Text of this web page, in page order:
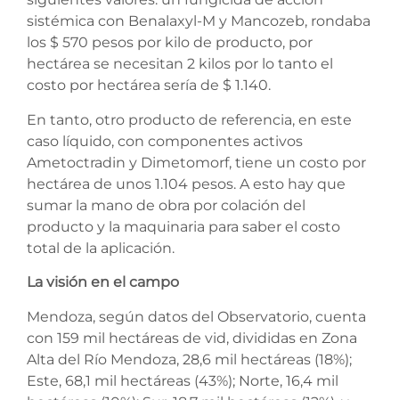
sistémica con Benalaxyl-M y Mancozeb, rondaba
los $ 570 pesos por kilo de producto, por
hectárea se necesitan 2 kilos por lo tanto el
costo por hectárea sería de $ 1.140.
En tanto, otro producto de referencia, en este
caso líquido, con componentes activos
Ametoctradin y Dimetomorf, tiene un costo por
hectárea de unos 1.104 pesos. A esto hay que
sumar la mano de obra por colación del
producto y la maquinaria para saber el costo
total de la aplicación.
La visión en el campo
Mendoza, según datos del Observatorio, cuenta
con 159 mil hectáreas de vid, divididas en Zona
Alta del Río Mendoza, 28,6 mil hectáreas (18%);
Este, 68,1 mil hectáreas (43%); Norte, 16,4 mil